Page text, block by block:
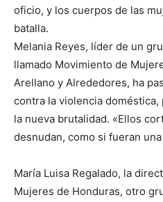
oficio, y los cuerpos de las
batalla.
Melania Reyes, líder de un
llamado Movimiento de
Arellano y Alrededores, ha
contra la violencia
la nueva brutalidad. «Ellos
desnudan, como si fueran
María Luisa Regalado, la
Mujeres de Honduras, otro